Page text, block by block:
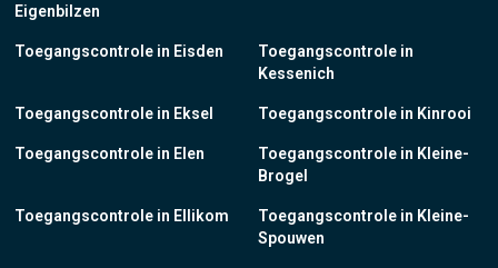
Eigenbilzen
Toegangscontrole in Eisden
Toegangscontrole in Eksel
Toegangscontrole in Elen
Toegangscontrole in Ellikom
Toegangscontrole in
Kessenich
Toegangscontrole in Kinrooi
Toegangscontrole in Kleine-
Brogel
Toegangscontrole in Kleine-
Spouwen